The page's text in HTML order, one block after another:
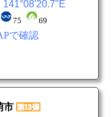
141°08'20.7"E
75 69
で確認
市